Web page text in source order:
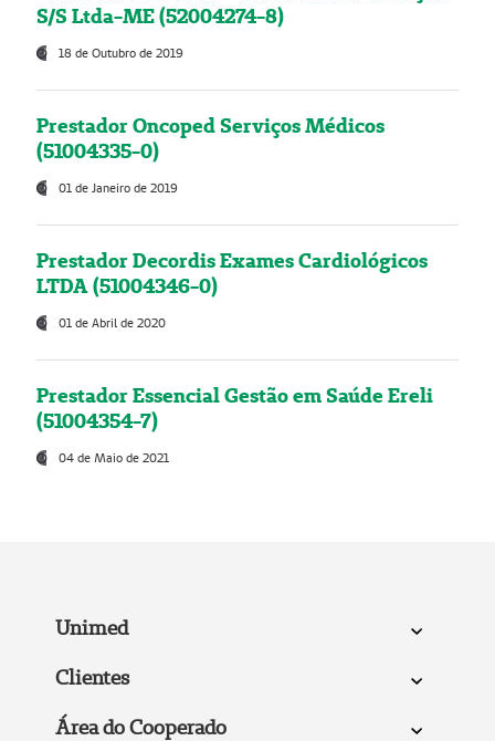
S/S Ltda-ME (52004274-8)
18 de Outubro de 2019
Prestador Oncoped Serviços Médicos
(51004335-0)
01 de Janeiro de 2019
Prestador Decordis Exames Cardiológicos
LTDA (51004346-0)
01 de Abril de 2020
Prestador Essencial Gestão em Saúde Ereli
(51004354-7)
04 de Maio de 2021
Unimed
Clientes
Área do Cooperado